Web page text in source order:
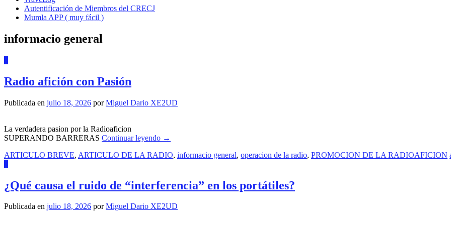
Autentificación de Miembros del CRECJ
Mumla APP ( muy fácil )
informacio general
Radio afición con Pasión
Publicada en julio 18, 2026 porMiguel Dario XE2UD
La verdadera pasion por la Radioaficion
SUPERANDO BARRERAS Continuar leyendo →
ARTICULO BREVE, ARTICULO DE LA RADIO, informacio general, operacion de la radio, PROMOCION DE LA RADIOAFICION
¿Qué causa el ruido de “interferencia” en los portátiles?
Publicada en julio 18, 2026 porMiguel Dario XE2UD